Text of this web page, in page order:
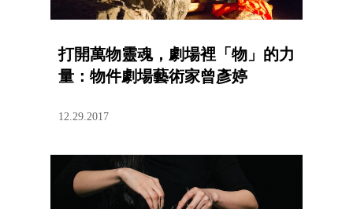
打開萬物靈魂，劇場裡「物」的力
量：物件劇場藝術家曾彥婷
12.29.2017